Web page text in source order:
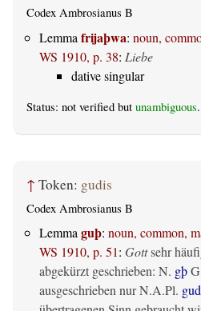
Codex Ambrosianus B
Lemma frijaþwa: noun,
WS 1910, p. 38: Liebe
dative singular
Status: not verified but unambiguous.
↑ Token: gudis
Codex Ambrosianus B
Lemma guþ: noun, common,
WS 1910, p. 51: Gottsehr
abgekürzt geschrieben: N. gþ
ausgeschrieben nur N.A.Pl.